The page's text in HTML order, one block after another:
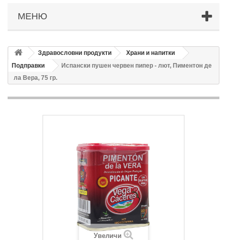
МЕНЮ
Здравословни продукти
Храни и напитки
Подправки
Испански пушен червен пипер - лют, Пиментон де
ла Вера, 75 гр.
Увеличи